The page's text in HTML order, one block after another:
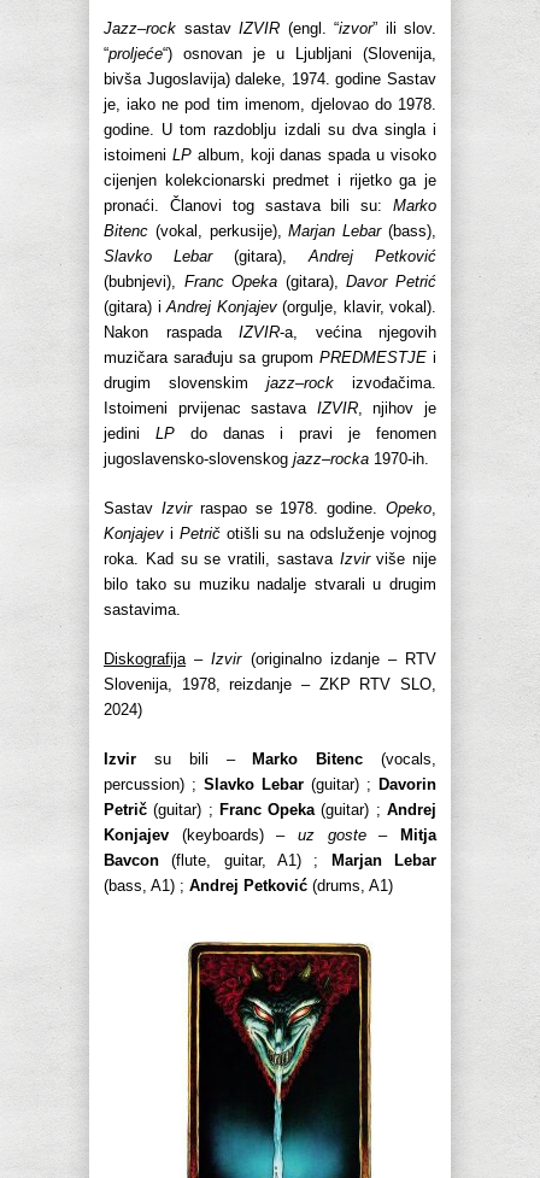
Jazz–rock sastav IZVIR (engl. “izvor” ili slov.
“proljeće“) osnovan je u Ljubljani (Slovenija,
bivša Jugoslavija) daleke, 1974. godine Sastav
je, iako ne pod tim imenom, djelovao do 1978.
godine. U tom razdoblju izdali su dva singla i
istoimeni LPalbum, koji danas spada u visoko
cijenjen kolekcionarski predmet i rijetko ga je
pronaći. Članovi tog sastava bili su: Marko
Bitenc (vokal, perkusije),Marjan Lebar(bass),
Slavko Lebar(gitara), Andrej Petković
(bubnjevi), Franc Opeka (gitara),Davor Petrić
(gitara) i Andrej Konjajev(orgulje, klavir, vokal).
Nakon raspada IZVIR-a, većina njegovih
muzičara sarađuju sa grupom PREDMESTJE i
drugim slovenskim jazz–rock izvođačima.
Istoimeni prvijenac sastava IZVIR, njihov je
jedini LPdo danas i pravi je fenomen
jugoslavensko-slovenskog jazz–rocka 1970-ih.
Sastav Izvirraspao se 1978. godine.Opeko
Konjajev i Petričotišli su na odsluženje vojnog
roka. Kad su se vratili, sastava Izvirviše nije
bilo tako su muziku nadalje stvarali u drugim
sastavima.
Diskografija –Izvir(originalno izdanje – RTV
Slovenija, 1978, reizdanje – ZKP RTV SLO,
2024)
Izvir su bili –Marko Bitenc (vocals,
percussion) ; Slavko Lebar (guitar) ; Davorin
Petrič (guitar) ; Franc Opeka (guitar) ;Andrej
Konjajev (keyboards) – uz goste–Mitja
Bavcon (flute, guitar, A1) ; Marjan Lebar
(bass, A1) ; Andrej Petković (drums, A1)